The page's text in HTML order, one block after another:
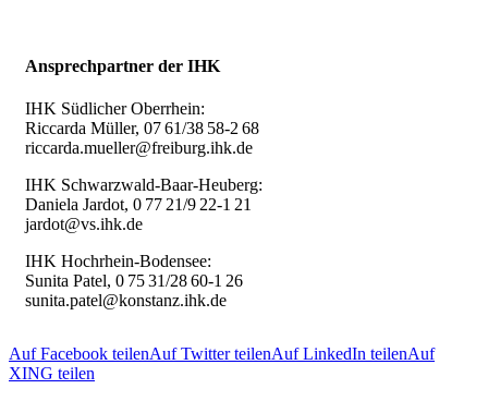
Ansprechpartner der IHK
IHK Südlicher Oberrhein:
Riccarda Müller, 07 61/38 58-2 68
riccarda.mueller@freiburg.ihk.de
IHK Schwarzwald-Baar-Heuberg:
Daniela Jardot, 0 77 21/9 22-1 21
jardot@vs.ihk.de
IHK Hochrhein-Bodensee:
Sunita Patel, 0 75 31/28 60-1 26
sunita.patel@konstanz.ihk.de
Auf Facebook teilenAuf Twitter teilenAuf LinkedIn teilenAuf
XING teilen